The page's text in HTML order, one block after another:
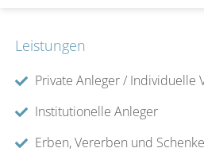
Leistungen
Private Anleger / Individuelle
Institutionelle Anleger
Erben, Vererben und